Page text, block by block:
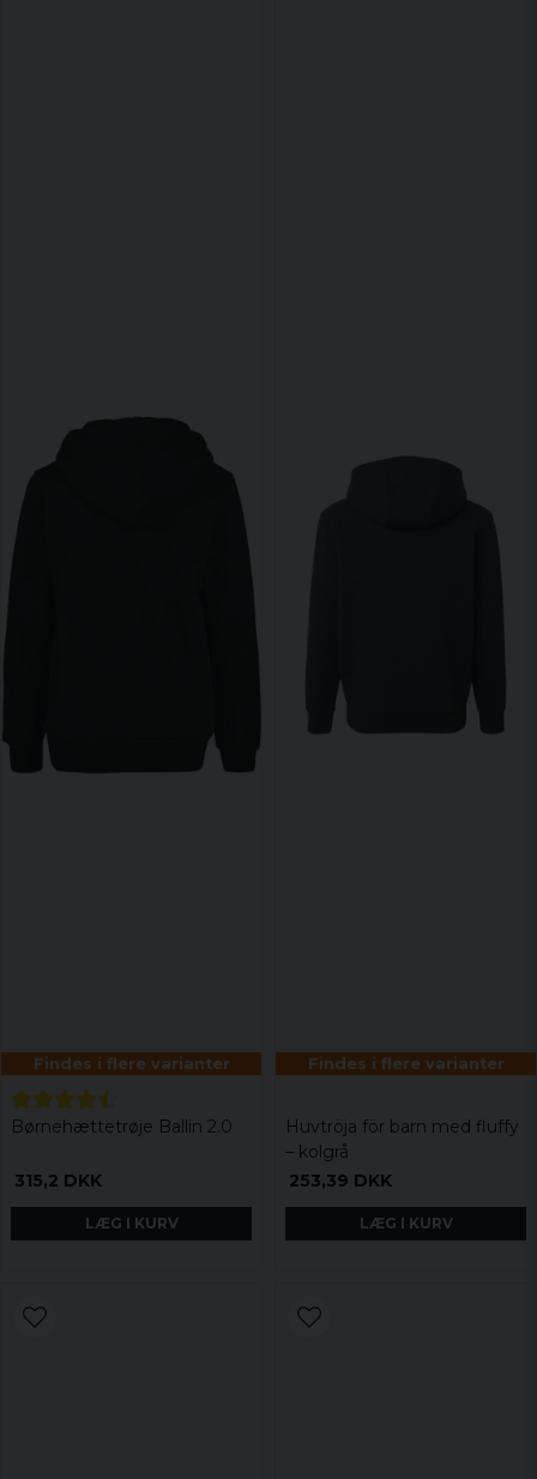
Findes i flere varianter
Børnehættetrøje Ballin 2.0
315,2 DKK
LÆG I KURV
Findes i flere varianter
Huvtröja för barn med fluffy
– kolgrå
253,39 DKK
LÆG I KURV